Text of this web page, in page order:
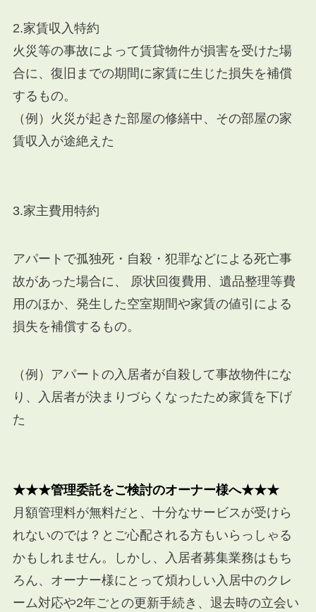
2.家賃収入特約
火災等の事故によって賃貸物件が損害を受けた場
合に、復旧までの期間に家賃に生じた損失を補償
するもの。
（例）火災が起きた部屋の修繕中、その部屋の家
賃収入が途絶えた
3.家主費用特約
アパートで孤独死・自殺・犯罪などによる死亡事
故があった場合に、 原状回復費用、遺品整理等費
用のほか、発生した空室期間や家賃の値引による
損失を補償するもの。
（例）アパートの入居者が自殺して事故物件にな
り、入居者が決まりづらくなったため家賃を下げ
た
★★★管理委託をご検討のオーナー様へ★★★
月額管理料が無料だと、十分なサービスが受けら
れないのでは？とご心配される方もいらっしゃる
かもしれません。しかし、入居者募集業務はもち
ろん、オーナー様にとって煩わしい入居中のクレ
ーム対応や2年ごとの更新手続き、退去時の立会い